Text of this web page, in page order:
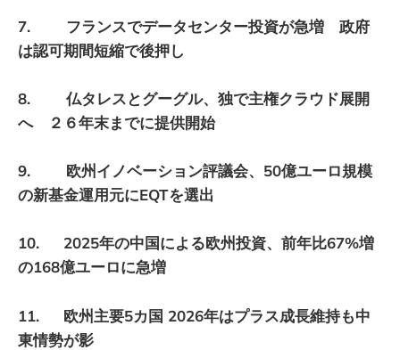
7. フランスでデータセンター投資が急増 政府
は認可期間短縮で後押し
8. 仏タレスとグーグル、独で主権クラウド展開
へ ２６年末までに提供開始
9. 欧州イノベーション評議会、50億ユーロ規模
の新基金運用元にEQTを選出
10. 2025年の中国による欧州投資、前年比67%増
の168億ユーロに急増
11. 欧州主要5カ国 2026年はプラス成長維持も中
東情勢が影